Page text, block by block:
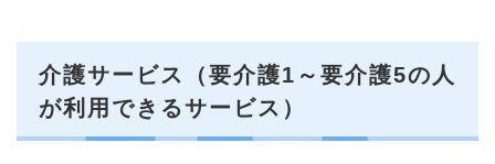
介護サービス（要介護1～要介護5の人
が利用できるサービス）